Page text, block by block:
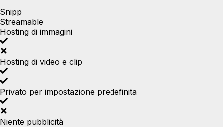
Snipp
Streamable
Hosting di immagini
Hosting di video e clip
Privato per impostazione predefinita
Niente pubblicità